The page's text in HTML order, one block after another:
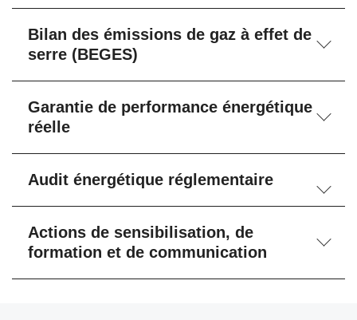
Bilan des émissions de gaz à effet de
serre (BEGES)
Garantie de performance énergétique
réelle
Audit énergétique réglementaire
Actions de sensibilisation, de
formation et de communication